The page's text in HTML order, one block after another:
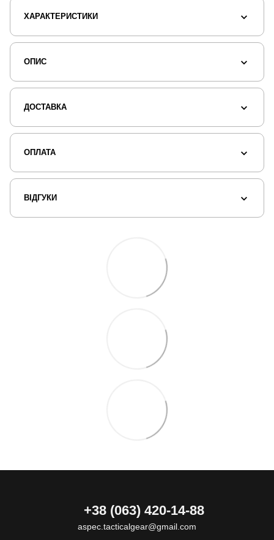
ХАРАКТЕРИСТИКИ
ОПИС
ДОСТАВКА
ОПЛАТА
ВІДГУКИ
+38 (063) 420-14-88
aspec.tacticalgear@gmail.com